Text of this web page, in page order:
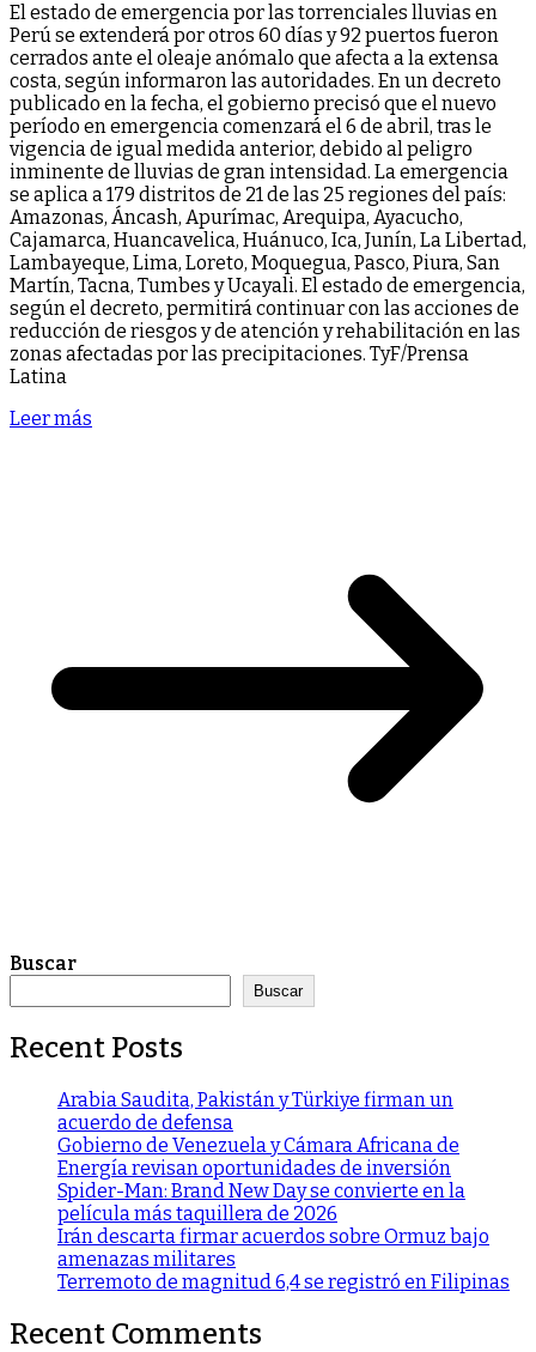
El estado de emergencia por las torrenciales lluvias en
Perú se extenderá por otros 60 días y 92 puertos fueron
cerrados ante el oleaje anómalo que afecta a la extensa
costa, según informaron las autoridades. En un decreto
publicado en la fecha, el gobierno precisó que el nuevo
período en emergencia comenzará el 6 de abril, tras le
vigencia de igual medida anterior, debido al peligro
inminente de lluvias de gran intensidad. La emergencia
se aplica a 179 distritos de 21 de las 25 regiones del país:
Amazonas, Áncash, Apurímac, Arequipa, Ayacucho,
Cajamarca, Huancavelica, Huánuco, Ica, Junín, La Libertad,
Lambayeque, Lima, Loreto, Moquegua, Pasco, Piura, San
Martín, Tacna, Tumbes y Ucayali. El estado de emergencia,
según el decreto, permitirá continuar con las acciones de
reducción de riesgos y de atención y rehabilitación en las
zonas afectadas por las precipitaciones. TyF/Prensa
Latina
Leer más
Buscar
Buscar
Recent Posts
Arabia Saudita, Pakistán y Türkiye firman un
acuerdo de defensa
Gobierno de Venezuela y Cámara Africana de
Energía revisan oportunidades de inversión
Spider-Man: Brand New Day se convierte en la
película más taquillera de 2026
Irán descarta firmar acuerdos sobre Ormuz bajo
amenazas militares
Terremoto de magnitud 6,4 se registró en Filipinas
Recent Comments